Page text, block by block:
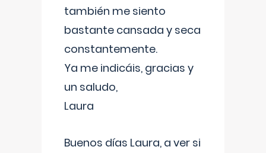
también me siento
bastante cansada y seca
constantemente.
Ya me indicáis, gracias y
un saludo,
Laura
Buenos días Laura, a ver si